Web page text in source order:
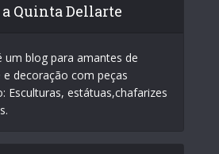
a Quinta Dellarte
um blog para amantes de
decoração com peças
Esculturas, estátuas,chafarizes